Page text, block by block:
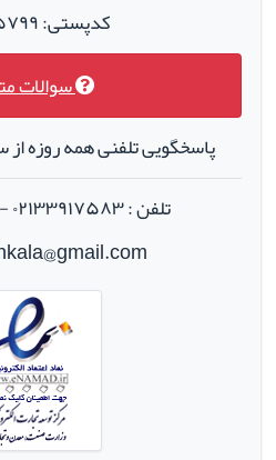
کدپستی: ۱۱۴۱۷۱۵۷۹۹
سوالات
پاسخگویی تلفنی همه روزه از ساعت ۱۰
تلفن : ۰۲۱۳۳۹۱۷۵۸۳ - ۰۲۱۳۳۹۱۴۴۳۴